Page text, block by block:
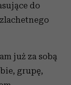
do
już za sobą
grupę,